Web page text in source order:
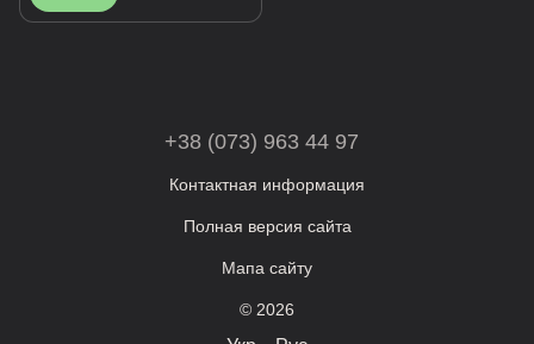
+38 (073) 963 44 97
Контактная информация
Полная версия сайта
Мапа сайту
© 2026